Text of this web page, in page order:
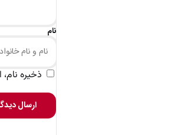
نام
ذخیره
ارسال